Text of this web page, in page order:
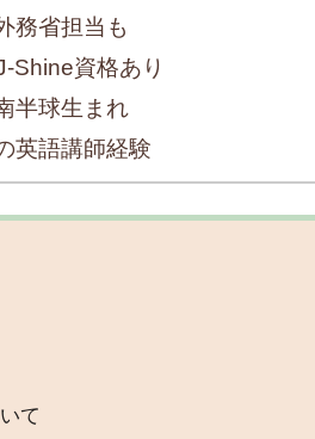
務省担当も
Shine資格あり
半球生まれ
英語講師経験
て